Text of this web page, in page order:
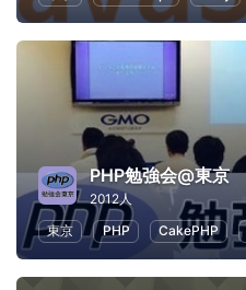
PHP勉強会@東京
2012人
東京
PHP CakePHP